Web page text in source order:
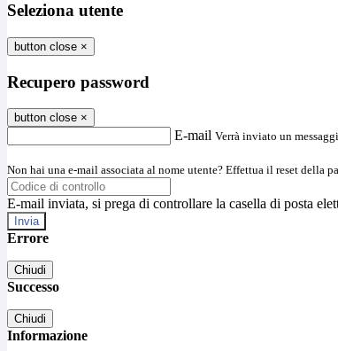
Seleziona utente
button close ×
Recupero password
button close ×
E-mail Verrà inviato un
Non hai una e-mail associata al nome utente? Effettua il reset della
E-mail inviata, si prega di controllare la casella di posta
Errore
Chiudi
Successo
Chiudi
Informazione